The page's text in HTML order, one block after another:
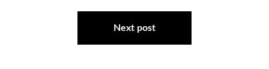
Next post